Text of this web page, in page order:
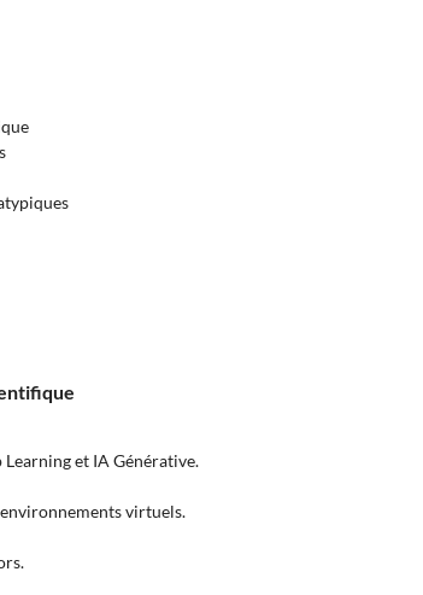
et IA Générative.
virtuels.